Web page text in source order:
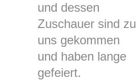
und dessen
Zuschauer sind zu
uns gekommen
und haben lange
gefeiert.